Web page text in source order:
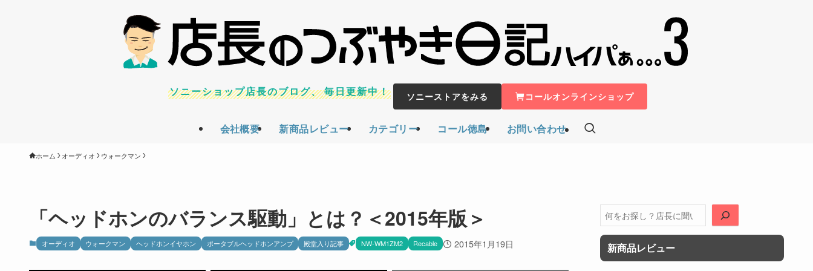
会社概要 新商品レビュー カテゴリー コール徳島 お問い合わせ
ソニーショップ店長のブログ、毎日更新中！ ソニーストアをみる コールオンラインショップ
ホーム オーディオ ウォークマン
「ヘッドホンのバランス駆動」とは？＜2015年版＞
オーディオ ウォークマン ヘッドホンイヤホン ポータブルヘッドホンアンプ 殿堂入り記事 NW-WM1ZM2 Recable 2015年1月19日
検
索
新商品レビュー